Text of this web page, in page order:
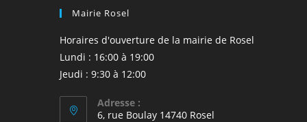
Mairie Rosel
Horaires d'ouverture de la mairie de Rosel
Lundi : 16:00 à 19:00
Jeudi : 9:30 à 12:00
Adresse :
6, rue Boulay 14740 Rosel